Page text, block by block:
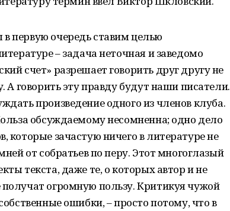
первую очередь ставим целью
– задача неточная и заведомо
счет» разрешает говорить друг другу не
А говорить эту правду будут наши писатели.
произведение одного из членов клуба.
обсуждаемому несомненна; одно дело
которые зачастую ничего в литературе не
от собратьев по перу. Этот многоглазый
текста, даже те, о которых автор и не
огромную пользу. Критикуя чужой
ошибки, – просто потому, что в